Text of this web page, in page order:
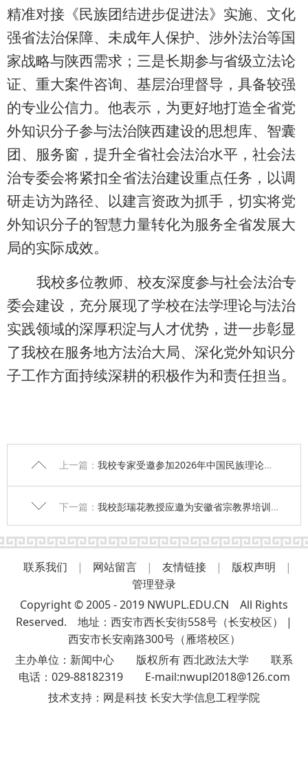
精准对接《民族团结进步促进法》实施、文化
强省法治保障、未成年人保护、涉外法治等国
家战略与陕西需求；三是长期参与省级立法论
证、重大案件咨询、基层治理督导，具备较强
的专业公信力。他表示，为更好地打造全省党
外知识分子参与法治陕西建设的思想库、智囊
团、服务窗，提升全省社会法治水平，社会法
治专委会将紧扣全省法治建设重点任务，以调
研走访为路径、以建言资政为抓手，切实将党
外知识分子的智慧力量转化为服务全省发展大
局的实际成效。
我校多位教师、校友深度参与社会法治专
委会建设，充分展现了学校在法学理论与法治
实践领域的深厚积淀与人才优势，进一步彰显
了我校在服务地方法治大局、深化党外知识分
子工作方面持续深耕的积极作为和责任担当。
上一篇： 我校专家受邀参加2026年中国民族理论学会年
下一篇： 我校彭瑞花教授应邀为安徽省宗教界培训班授课
联系我们 | 网站留言 | 友情链接 | 版权声明
|
管理登录
Copyright © 2005 - 2019 NWUPL.EDU.CN All Rights
Reserved. 地址：西安市西长安街558号（长安校区） |
西安市长安南路300号（雁塔校区）
主办单位：新闻中心 版权所有 西北政法大学 联系
电话：029-88182319 E-mail:nwupl2018@126.com
技术支持： 网是科技 长安大学信息工程学院